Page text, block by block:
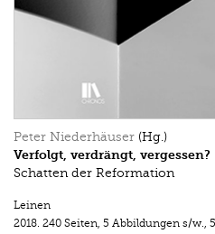
Peter Niederhäuser (Hg.)
Verfolgt, verdrängt, vergessen?
Schatten der Reformation
Leinen
2018. 240 Seiten, 5 Abbildungen s/w.,